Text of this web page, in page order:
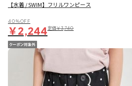
【水着 / SWIM】フリルワンピース
40％OFF
￥2,244定価￥3,740